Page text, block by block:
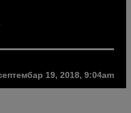
19, 2018, 9:04am